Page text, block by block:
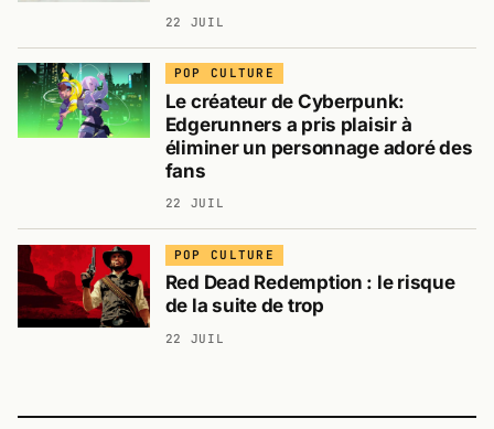
22 JUIL
POP CULTURE
Le créateur de Cyberpunk:
Edgerunners a pris plaisir à
éliminer un personnage adoré des
fans
22 JUIL
POP CULTURE
Red Dead Redemption : le risque
de la suite de trop
22 JUIL